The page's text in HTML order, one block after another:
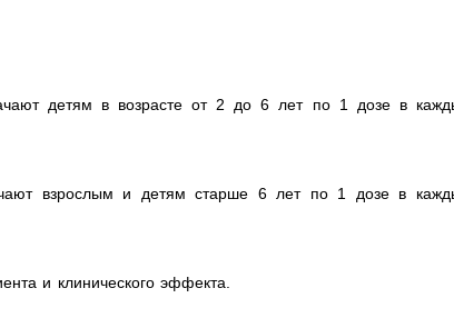
детям в возрасте от 2 до 6 лет по 1 дозе в
взрослым и детям старше 6 лет по 1 дозе в
и клинического эффекта.